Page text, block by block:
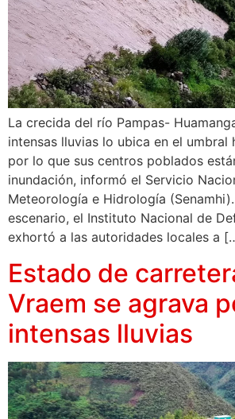
La crecida del río Pampas-
intensas lluvias lo ubica en el
por lo que sus centros poblados
inundación, informó el Servicio
Meteorología e Hidrología
escenario, el Instituto Nacional de
exhortó a las autoridades locales a
Estado de
Vraem se agrava
intensas lluvias